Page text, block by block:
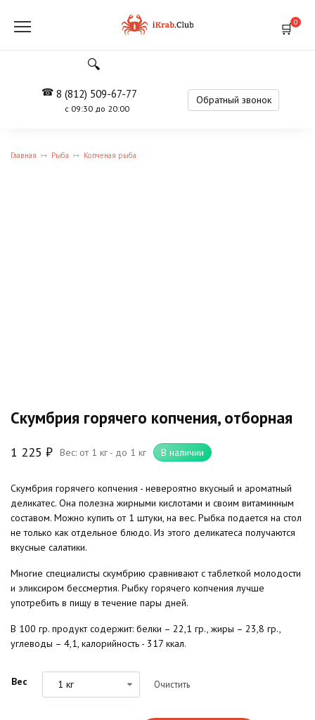
содержанию
0
8 (812) 509-67-77
с 09:30 до 20:00
Обратный звонок
Главная Рыба Копченая рыба
Скумбрия горячего копчения, отборная
1 225 ₽ Вес: от 1 кг - до 1 кг В наличии
Скумбрия горячего копчения - невероятно вкусный и ароматный
деликатес. Она полезна жирными кислотами и своим витаминным
составом. Можно купить от 1 штуки, на вес. Рыбка подается на стол
не только как отдельное блюдо. Из этого деликатеса получаются
вкусные салатики.
Многие специалисты скумбрию сравнивают с таблеткой молодости
и эликсиром бессмертия. Рыбку горячего копчения лучше
употребить в пищу в течение пары дней.
В 100 гр. продукт содержит: белки – 22,1 гр., жиры – 23,8 гр.,
углеводы – 4,1, калорийность - 317 ккал.
Вес Очистить